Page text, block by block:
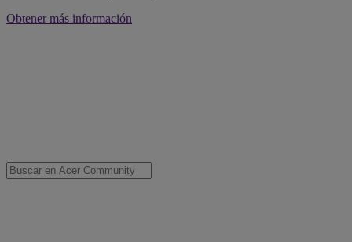
Obtener más información